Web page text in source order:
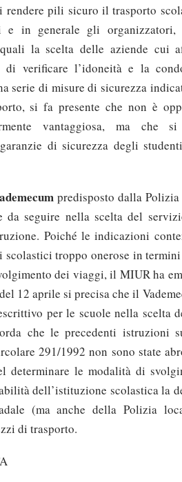
rendere pili sicuro il trasporto
in generale gli organizzatori,
la scelta delle aziende cui
verificare l’idoneità e la
serie di misure di sicurezza
si fa presente che non è
vantaggiosa, ma che
di sicurezza degli
predisposto dalla
da seguire nella scelta del
Poiché le indicazioni
troppo onerose in
dei viaggi, il MIUR ha
12 aprile si precisa che il
per le scuole nella scelta
che le precedenti istruzioni
291/1992 non sono state
determinare le modalità di
dell’istituzione scolastica la
(ma anche della Polizia
di trasporto.